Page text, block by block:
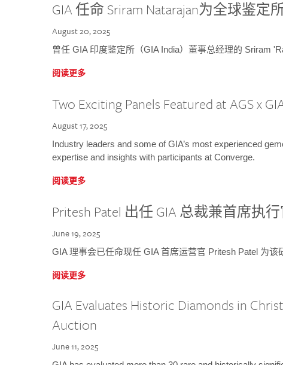
GIA 任命 Sriram Natarajan为全球鉴
August 20, 2025
曾任 GIA 印度鉴定所（GIA India）董事总经理的 Sriram
阅读更多
Two Exciting Panels Featured at AGS x
August 17, 2025
Industry leaders and some of GIA’s most experienced
expertise and insights with participants at Converge.
阅读更多
Pritesh Patel 出任 GIA 总裁兼首席执
June 19, 2025
GIA 理事会已任命现任 GIA 首席运营官 Pritesh Patel 为该
阅读更多
GIA Evaluates Historic Diamonds in
Auction
June 11, 2025